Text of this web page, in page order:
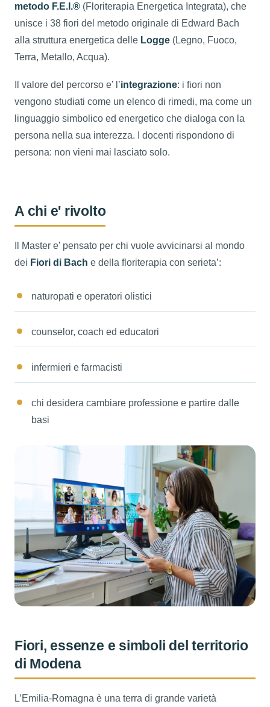
metodo F.E.I.® (Floriterapia Energetica Integrata), che
unisce i 38 fiori del metodo originale di Edward Bach
alla struttura energetica delle Logge (Legno, Fuoco,
Terra, Metallo, Acqua).
Il valore del percorso e’ l’integrazione: i fiori non
vengono studiati come un elenco di rimedi, ma come un
linguaggio simbolico ed energetico che dialoga con la
persona nella sua interezza. I docenti rispondono di
persona: non vieni mai lasciato solo.
A chi e' rivolto
Il Master e’ pensato per chi vuole avvicinarsi al mondo
dei Fiori di Bach e della floriterapia con serieta’:
naturopati e operatori olistici
counselor, coach ed educatori
infermieri e farmacisti
chi desidera cambiare professione e partire dalle
basi
Fiori, essenze e simboli del territorio
di Modena
L’Emilia-Romagna è una terra di grande varietà